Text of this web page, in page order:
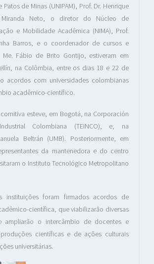
Patos de Minas (UNIPAM), Prof. Dr. Henrique
Miranda Neto, o diretor do Núcleo de
e Mobilidade Acadêmica (NIMA), Prof.
Barros, e o coordenador de cursos e
Me. Fábio de Brito Gontijo, estiveram em
na Colômbia, entre os dias 18 e 22 de
acordos com universidades colombianas
acadêmico-científico.
esteve, em Bogotá, na Corporación
Colombiana (TEINCO), e, na
Beltrán (UMB). Posteriormente, em
da mantenedora e do centro
o Instituto Tecnológico Metropolitano
instituições foram firmados acordos de
científica, que viabilizarão diversas
ampliarão o intercâmbio de docentes e
científicas e de ações culturais
universitárias.